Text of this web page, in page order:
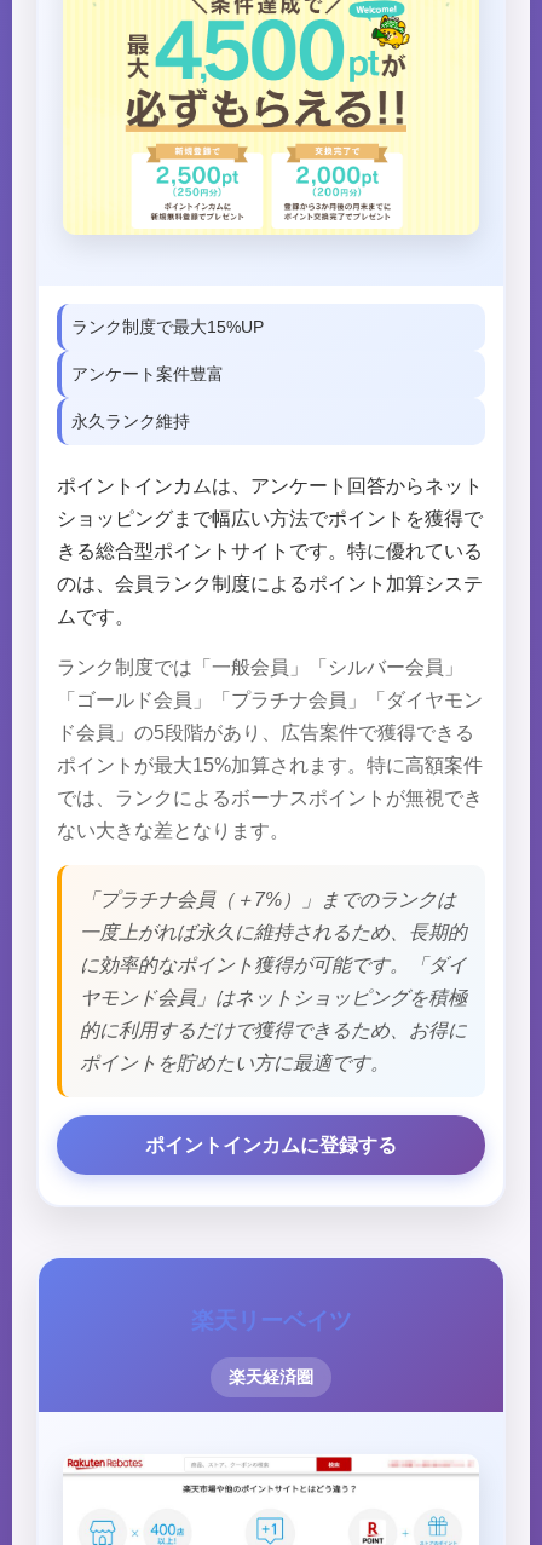
ランク制度で最大15%UP
アンケート案件豊富
永久ランク維持
ポイントインカムは、アンケート回答からネット
ショッピングまで幅広い方法でポイントを獲得で
きる総合型ポイントサイトです。特に優れている
のは、会員ランク制度によるポイント加算システ
ムです。
ランク制度では「一般会員」「シルバー会員」
「ゴールド会員」「プラチナ会員」「ダイヤモン
ド会員」の5段階があり、広告案件で獲得できる
ポイントが最大15%加算されます。特に高額案件
では、ランクによるボーナスポイントが無視でき
ない大きな差となります。
「プラチナ会員（＋7%）」までのランクは
一度上がれば永久に維持されるため、長期的
に効率的なポイント獲得が可能です。「ダイ
ヤモンド会員」はネットショッピングを積極
的に利用するだけで獲得できるため、お得に
ポイントを貯めたい方に最適です。
ポイントインカムに登録する
楽天リーベイツ
楽天経済圏